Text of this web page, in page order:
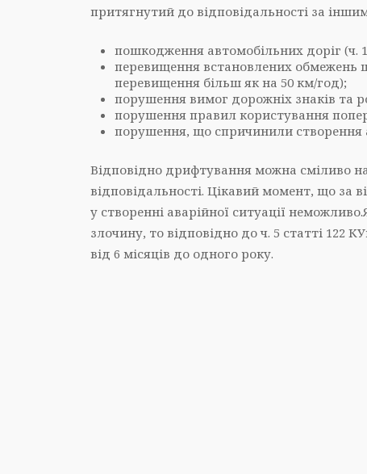
притягнутий до відповідальності за
пошкодження автомобільних доріг (ч.
перевищення встановлених обмежень
перевищення більш як на 50 км/год);
порушення вимог дорожніх знаків та
порушення правил користування
порушення, що спричинили створення
Відповідно дрифтування можна сміливо
відповідальності. Цікавий момент, що за
у створенні аварійної ситуації
злочину, то відповідно до ч. 5 статті 122
від 6 місяців до одного року.